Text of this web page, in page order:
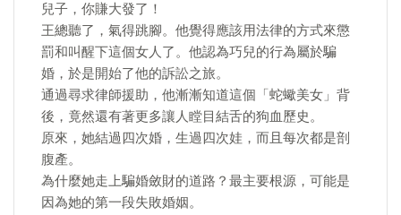
兒子，你賺大發了！
王總聽了，氣得跳腳。他覺得應該用法律的方式來懲
罰和叫醒下這個女人了。他認為巧兒的行為屬於騙
婚，於是開始了他的訴訟之旅。
通過尋求律師援助，他漸漸知道這個「蛇蠍美女」背
後，竟然還有著更多讓人瞠目結舌的狗血歷史。
原來，她結過四次婚，生過四次娃，而且每次都是剖
腹產。
為什麼她走上騙婚斂財的道路？最主要根源，可能是
因為她的第一段失敗婚姻。